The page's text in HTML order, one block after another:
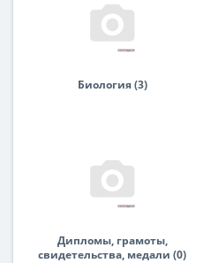
Биология (3)
Дипломы, грамоты,
свидетельства, медали (0)